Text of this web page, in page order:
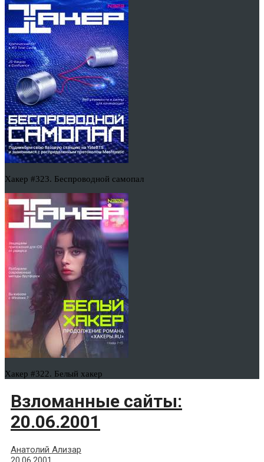
Хакер #323. Беспроводной самопал
Хакер #322. Белый хакер
Взломанные сайты:
20.06.2001
Анатолий Ализар